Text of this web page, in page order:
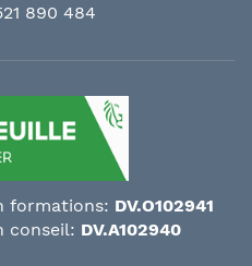
formations: DV.O102941
conseil: DV.A102940
890 484